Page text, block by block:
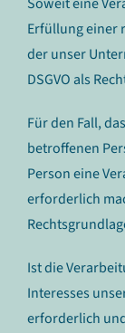
Erfüllung einer
der unser
DSGVO als
Für den Fall,
betroffenen
Person eine
erforderlich
Ist die
Interesses
erforderlich